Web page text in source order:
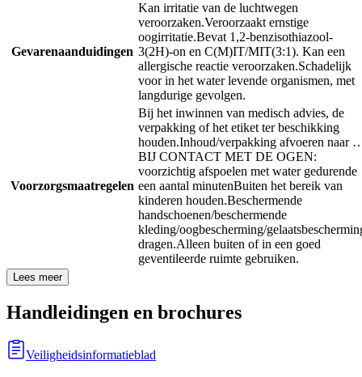
Gevarenaanduidingen
Kan irritatie van de luchtwegen
veroorzaken.Veroorzaakt ernstige
oogirritatie.Bevat 1,2-benzisothiazool-
3(2H)-on en C(M)IT/MIT(3:1). Kan een
allergische reactie veroorzaken.Schadelijk
voor in het water levende organismen, met
langdurige gevolgen.
Voorzorgsmaatregelen
Bij het inwinnen van medisch advies, de
verpakking of het etiket ter beschikking
houden.Inhoud/verpakking afvoeren naar
BIJ CONTACT MET DE OGEN:
voorzichtig afspoelen met water gedurende
een aantal minutenBuiten het bereik van
kinderen houden.Beschermende
handschoenen/beschermende
kleding/oogbescherming/
dragen.Alleen buiten of in een goed
geventileerde ruimte gebruiken.
Lees meer
Handleidingen en brochures
Veiligheidsinformatieblad